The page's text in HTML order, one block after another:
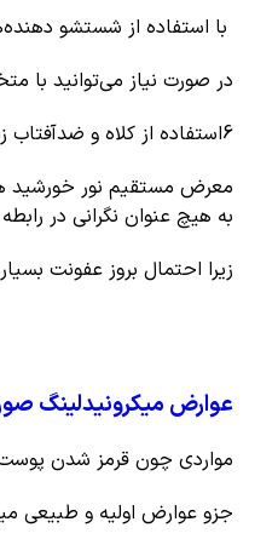
با استفاده از شستشو
در صورت نیاز می‌توانید
6استفاده از کلاه و ضدآفتاب زمانی که بیرون از خانه و در
معرض مستقیم نور خورشید
به هیچ عنوان نگرانی در
زیرا احتمال بروز عفونت
عوارض میکرونیدلينگ
مواردی چون قرمز شدن
جزو عوارض اولیه و طبیعی